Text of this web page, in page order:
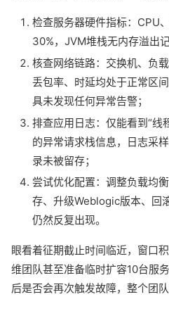
检查服务器硬件指标：CPU
30%，JVM堆栈无内存溢出记
核查网络链路：交换机、负
丢包率、时延均处于正常区
具未发现任何异常告警；
排查应用日志：仅能看到“线
的异常请求栈信息，日志采
录未被留存；
尝试优化配置：调整负载均
存、升级Weblogic版本、回
仍然反复出现。
眼看着征期截止时间临近，窗口
维团队甚至准备临时扩容10台服
后是否会再次触发故障，整个团队